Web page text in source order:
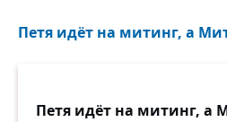
Петя идёт на митинг, а
Петя идёт на митинг, а